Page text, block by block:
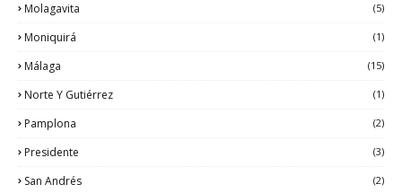
Molagavita (5)
Moniquirá (1)
Málaga (15)
Norte Y Gutiérrez (1)
Pamplona (2)
Presidente (3)
San Andrés (2)